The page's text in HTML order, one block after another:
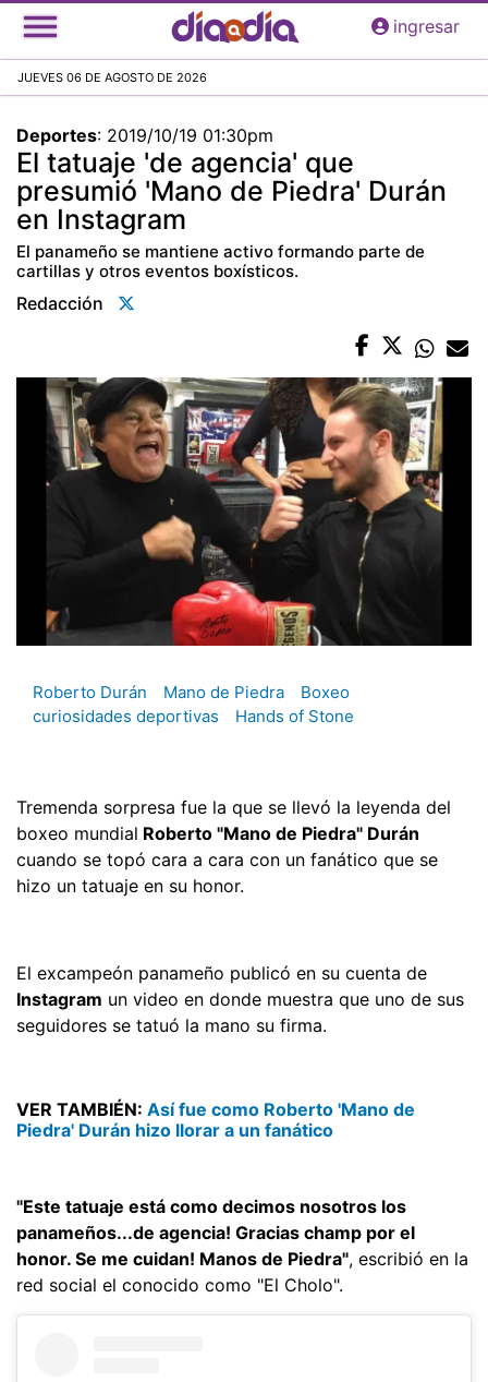
Pasar
al
principal
ingresar
JUEVES 06 DE AGOSTO DE 2026
Deportes: 2019/10/19 01:30pm
El tatuaje 'de agencia' que
presumió 'Mano de Piedra' Durán
en Instagram
El panameño se mantiene activo formando parte de
cartillas y otros eventos boxísticos.
Redacción
Roberto Durán Mano de Piedra
Boxeo
curiosidades deportivas
Hands of Stone
Tremenda sorpresa fue la que se llevó la leyenda del
boxeo mundial Roberto "Mano de Piedra" Durán
cuando se topó cara a cara con un fanático que se
hizo un tatuaje en su honor.
El excampeón panameño publicó en su cuenta de
Instagram un video en donde muestra que uno de sus
seguidores se tatuó la mano su firma.
VER TAMBIÉN: Así fue como Roberto 'Mano de
Piedra' Durán hizo llorar a un fanático
"Este tatuaje está como decimos nosotros los
panameños...de agencia! Gracias champ por el
honor. Se me cuidan! Manos de Piedra", escribió en la
red social el conocido como "El Cholo".